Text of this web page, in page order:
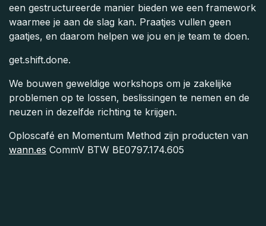
een gestructureerde manier bieden we een framework
waarmee je aan de slag kan. Praatjes vullen geen
gaatjes, en daarom helpen we jou en je team te doen.
get.shift.done.
We bouwen geweldige workshops om je zakelijke
problemen op te lossen, beslissingen te nemen en de
neuzen in dezelfde richting te krijgen.
Oploscafé en Momentum Method zijn producten van
wann.es CommV BTW BE0797.174.605